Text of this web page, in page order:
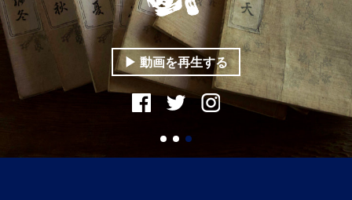
▶︎ 動画を再生する